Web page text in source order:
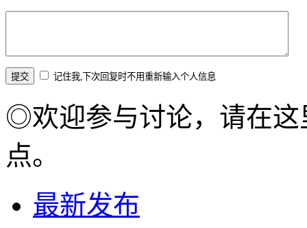
记住我,下次回复时不用重新输入个人信息
◎欢迎参与讨论，请在这
点。
最新发布